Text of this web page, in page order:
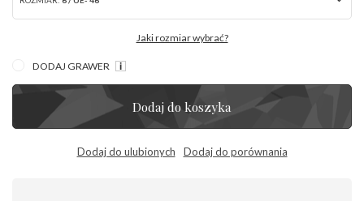
Jaki rozmiar wybrać?
DODAJ GRAWER
Dodaj do koszyka
Dodaj do ulubionych Dodaj do porównania